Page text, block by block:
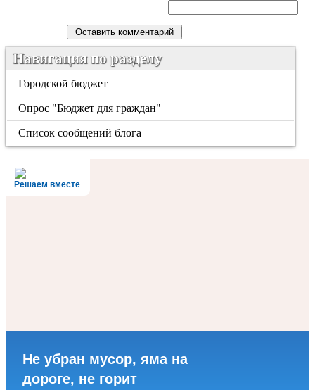
Навигация по разделу
Городской бюджет
Опрос "Бюджет для граждан"
Список сообщений блога
Решаем вместе
Не убран мусор, яма на
дороге, не горит